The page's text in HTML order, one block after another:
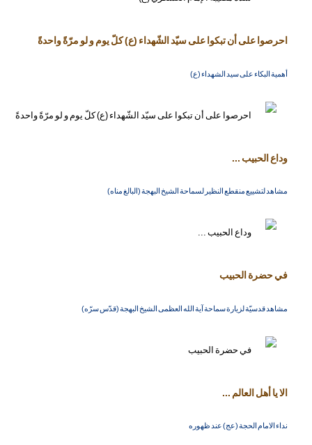
احرصوا على أن تبكوا على سيّد الشّهداء (ع) كلّ يوم و لو مرّةً واحدةً
أهمية البكاء على سيد الشهداء (ع)
وداع الحبيب ...
مشاهد لتشييع منقطع النظير لسماحة الشيخ البهجة (البالغ مناه)
في حضرة الحبيب
مشاهد قدسيّة لزيارة سماحة آية الله العظمى الشيخ البهجة (قدّس سرّه)
الا يا أهل العالم ...
نداء الامام الحجة (عج) عند ظهوره